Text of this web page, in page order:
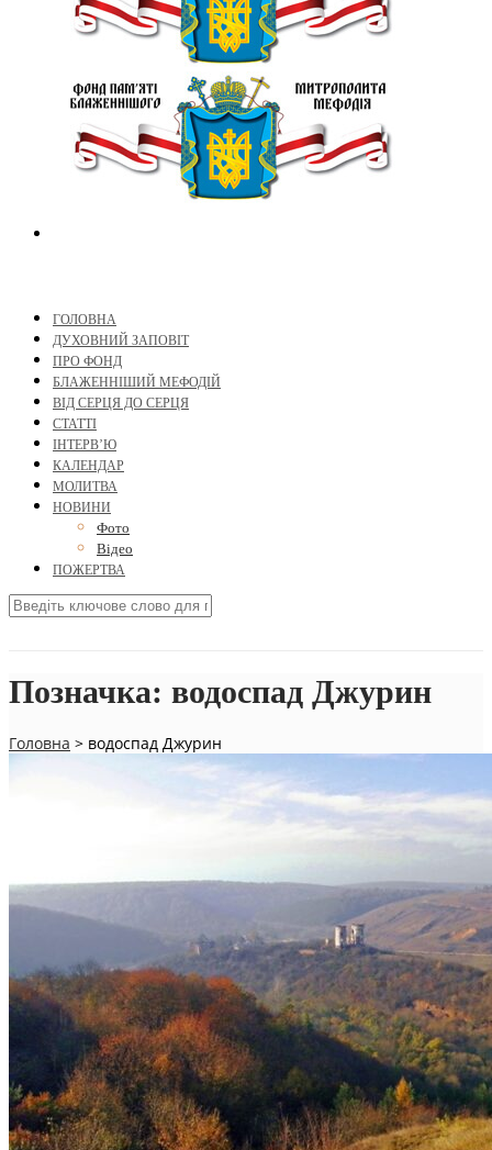
ГОЛОВНА
ДУХОВНИЙ ЗАПОВІТ
ПРО ФОНД
БЛАЖЕННІШИЙ МЕФОДІЙ
ВІД СЕРЦЯ ДО СЕРЦЯ
СТАТТІ
ІНТЕРВ’Ю
КАЛЕНДАР
МОЛИТВА
НОВИНИ
Фото
Відео
ПОЖЕРТВА
Позначка: водоспад Джурин
Головна > водоспад Джурин